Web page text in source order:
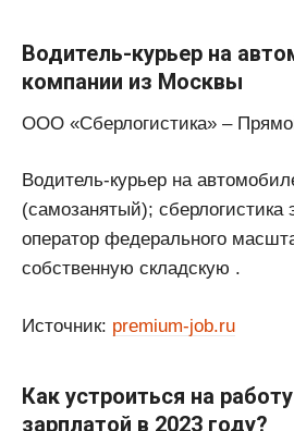
Водитель-курьер на
компании из Москвы
ООО «Сберлогистика» –
Водитель-курьер на
(самозанятый); сберлогистика
оператор федерального
собственную складскую .
Источник: premium-job.ru
Как устроиться на
зарплатой в 2023 году?